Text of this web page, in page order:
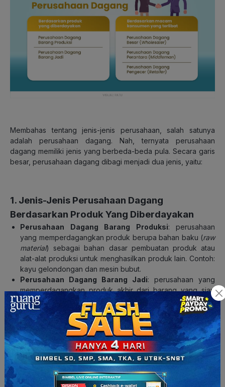
Membahas tentang jenis-jenis perusahaan, salah satunya
adalah perusahaan dagang. Nah, ternyata perusahaan
dagang memiliki jenis yang berbeda-beda pula. Secara garis
besar, perusahaan dagang dibagi menjadi dua jenis, yaitu:
1. Jenis-Jenis Perusahaan Dagang
Berdasarkan Produk Yang Diberdayakan
Perusahaan Dagang Barang Produksi: perusahaan
yang memperdagangkan produk berupa bahan baku (raw
material) sebagai bahan dasar pembuatan produk atau
alat-alat produksi untuk menghasilkan produk lain. Contoh:
kayu gelondongan dan mesin bubut.
Perusahaan Dagang Barang Jadi: perusahaan yang
memperdagangkan produk akhir dari barang yang siap
dikonsumsi. Contoh: ransel, pakaian, kulkas.
Baca Juga:
Tahapan Pengikhtisaran Akuntansi pada
Perusahaan Jasa
2. Jenis-Jenis Perusahaan Dagang